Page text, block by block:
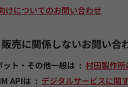
けについてのお問い合わせ
売に関係しないお問い合
ト・その他一般は
村田製作
APIは
デジタルサービスに関